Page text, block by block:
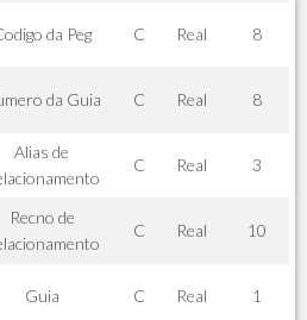
da Peg C Real 8
da Guia C Real 8
Alias de
C Real 3
Recno de
C Real 10
Guia C Real 1